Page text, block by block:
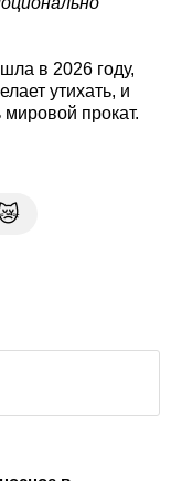
в 2026 году,
утихать, и
прокат.